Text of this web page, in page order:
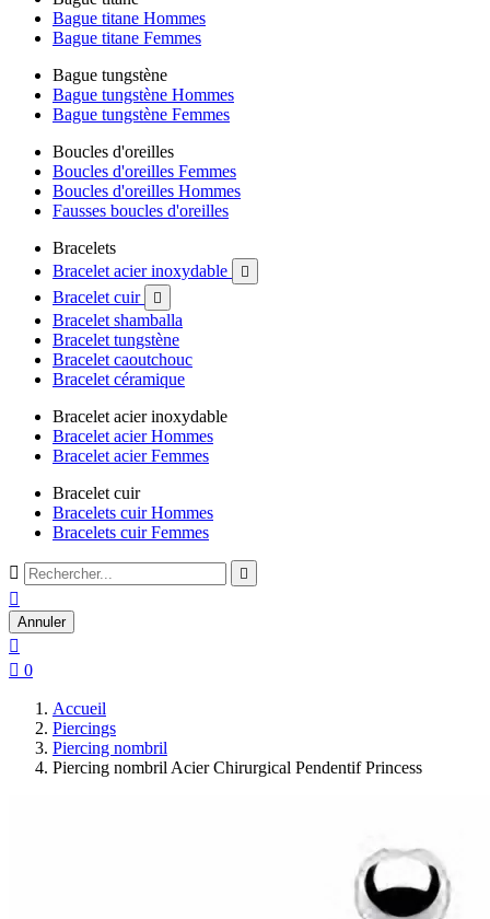
Bague titane Hommes
Bague titane Femmes
Bague tungstène
Bague tungstène Hommes
Bague tungstène Femmes
Boucles d'oreilles
Boucles d'oreilles Femmes
Boucles d'oreilles Hommes
Fausses boucles d'oreilles
Bracelets
Bracelet acier inoxydable

Bracelet cuir 
Bracelet shamballa
Bracelet tungstène
Bracelet caoutchouc
Bracelet céramique
Bracelet acier inoxydable
Bracelet acier Hommes
Bracelet acier Femmes
Bracelet cuir
Bracelets cuir Hommes
Bracelets cuir Femmes
 

Annuler

 0
Accueil
Piercings
Piercing nombril
Piercing nombril Acier Chirurgical Pendentif Princess